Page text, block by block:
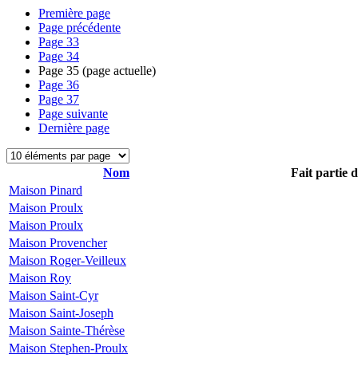
Première page
Page précédente
Page 33
Page 34
Page 35 (page actuelle)
Page 36
Page 37
Page suivante
Dernière page
Nom
Fait partie
Maison Pinard
Maison Proulx
Maison Proulx
Maison Provencher
Maison Roger-Veilleux
Maison Roy
Maison Saint-Cyr
Maison Saint-Joseph
Maison Sainte-Thérèse
Maison Stephen-Proulx